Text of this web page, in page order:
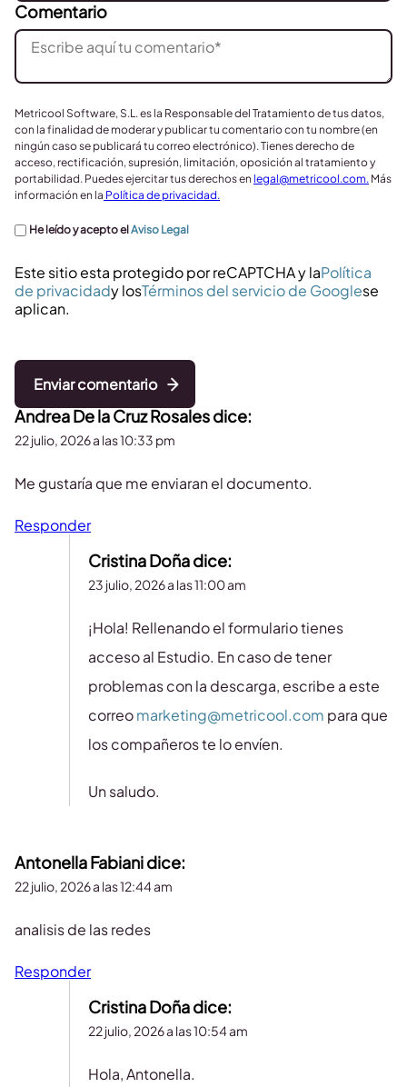
Comentario
Metricool Software, S.L. es la Responsable del Tratamiento de tus datos,
con la finalidad de moderar y publicar tu comentario con tu nombre (en
ningún caso se publicará tu correo electrónico). Tienes derecho de
acceso, rectificación, supresión, limitación, oposición al tratamiento y
portabilidad. Puedes ejercitar tus derechos en legal@metricool.com. Más
información en la Política de privacidad.
He leído y acepto elAviso Legal
Este sitio esta protegido por reCAPTCHA y laPolítica
de privacidady losTérminos del servicio de Googlese
aplican.
Enviar comentario
Andrea De la Cruz Rosalesdice:
22 julio, 2026 a las 10:33 pm
Me gustaría que me enviaran el documento.
Responder
Cristina Doñadice:
23 julio, 2026 a las 11:00 am
¡Hola! Rellenando el formulario tienes
acceso al Estudio. En caso de tener
problemas con la descarga, escribe a este
correomarketing@metricool.com para que
los compañeros te lo envíen.
Un saludo.
Antonella Fabianidice:
22 julio, 2026 a las 12:44 am
analisis de las redes
Responder
Cristina Doñadice:
22 julio, 2026 a las 10:54 am
Hola, Antonella.